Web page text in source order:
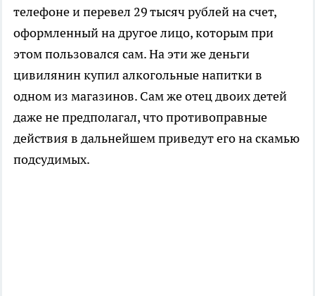
телефоне и перевел 29 тысяч рублей на счет,
оформленный на другое лицо, которым при
этом пользовался сам. На эти же деньги
цивилянин купил алкогольные напитки в
одном из магазинов. Сам же отец двоих детей
даже не предполагал, что противоправные
действия в дальнейшем приведут его на скамью
подсудимых.